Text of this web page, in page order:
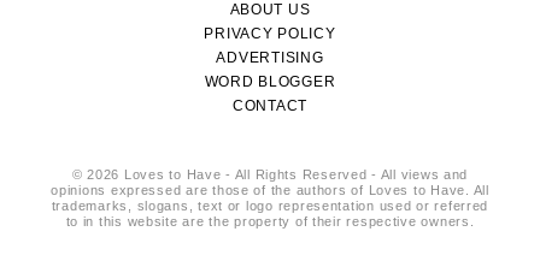
ABOUT US
PRIVACY POLICY
ADVERTISING
WORD BLOGGER
CONTACT
© 2026 Loves to Have - All Rights Reserved - All views and
opinions expressed are those of the authors of Loves to Have. All
trademarks, slogans, text or logo representation used or referred
to in this website are the property of their respective owners.